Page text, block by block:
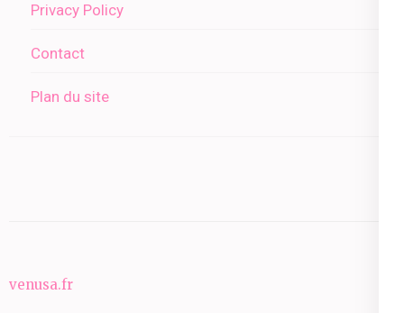
Privacy Policy
Contact
Plan du site
venusa.fr